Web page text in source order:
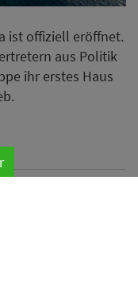
ist offiziell eröffnet.
aus Politik
ihr erstes Haus